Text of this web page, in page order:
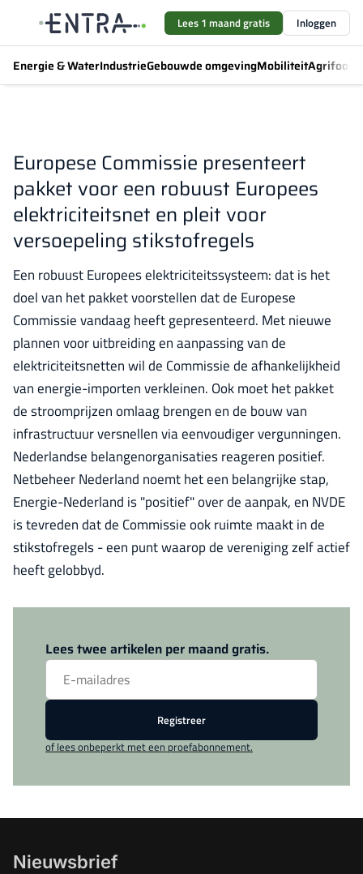
Lees 1 maand gratis Inloggen
Energie & WaterIndustrieGebouwde omgevingMobiliteitAgrifood
Europese Commissie presenteert
pakket voor een robuust Europees
elektriciteitsnet en pleit voor
versoepeling stikstofregels
Een robuust Europees elektriciteitssysteem: dat is het
doel van het pakket voorstellen dat de Europese
Commissie vandaag heeft gepresenteerd. Met nieuwe
plannen voor uitbreiding en aanpassing van de
elektriciteitsnetten wil de Commissie de afhankelijkheid
van energie-importen verkleinen. Ook moet het pakket
de stroomprijzen omlaag brengen en de bouw van
infrastructuur versnellen via eenvoudiger vergunningen.
Nederlandse belangenorganisaties reageren positief.
Netbeheer Nederland noemt het een belangrijke stap,
Energie-Nederland is "positief" over de aanpak, en NVDE
is tevreden dat de Commissie ook ruimte maakt in de
stikstofregels - een punt waarop de vereniging zelf actief
heeft gelobbyd.
Lees twee artikelen per maand gratis.
Registreer
of lees onbeperkt met een proefabonnement.
Nieuwsbrief